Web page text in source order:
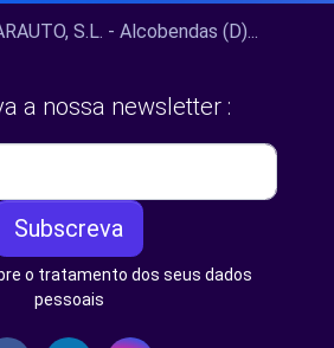
S.L. - Alcobendas (D)...
a nossa newsletter :
Subscreva
o tratamento dos seus dados
pessoais